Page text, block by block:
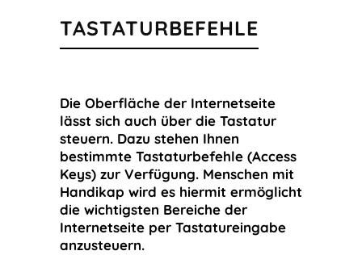
TASTATURBEFEHLE
Die Oberfläche der Internetseite
lässt sich auch über die Tastatur
steuern. Dazu stehen Ihnen
bestimmte Tastaturbefehle (Access
Keys) zur Verfügung. Menschen mit
Handikap wird es hiermit ermöglicht
die wichtigsten Bereiche der
Internetseite per Tastatureingabe
anzusteuern.